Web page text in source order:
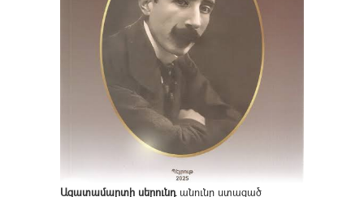
Ազատամարտի սերունդանունը ստացած